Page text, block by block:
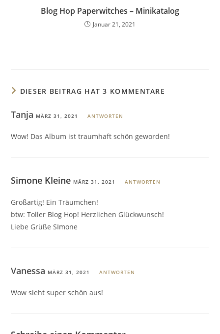
Blog Hop Paperwitches – Minikatalog
Januar 21, 2021
DIESER BEITRAG HAT 3 KOMMENTARE
Tanja MÄRZ 31, 2021 ANTWORTEN
Wow! Das Album ist traumhaft schön geworden!
Simone Kleine MÄRZ 31, 2021 ANTWORTEN
Großartig! Ein Träumchen!
btw: Toller Blog Hop! Herzlichen Glückwunsch!
Liebe Grüße SImone
Vanessa MÄRZ 31, 2021 ANTWORTEN
Wow sieht super schön aus!